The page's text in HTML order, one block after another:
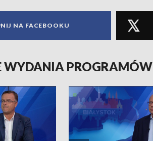
NA FACEBOOKU
WYDANIA PROGRAMÓW